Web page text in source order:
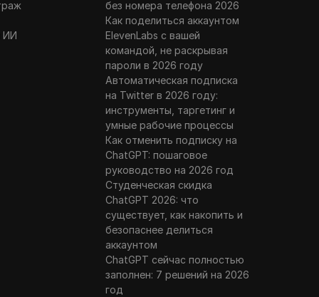
ИИ
без номера телефона 2026
Как поделиться аккаунтом
ElevenLabs с вашей
командой, не раскрывая
пароли в 2026 году
Автоматическая подписка
на Twitter в 2026 году:
инструменты, таргетинг и
умные рабочие процессы
Как отменить подписку на
ChatGPT: пошаговое
руководство на 2026 год
Студенческая скидка
ChatGPT 2026: что
существует, как накопить и
безопаснее делиться
аккаунтом
ChatGPT сейчас полностью
заполнен: 7 решений на 2026
год